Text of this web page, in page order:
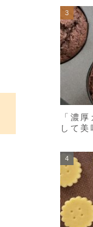
「濃
して